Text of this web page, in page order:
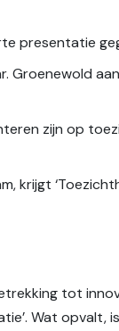
presentatie
Groenewold
zijn op
krijgt
tot
Wat opvalt,